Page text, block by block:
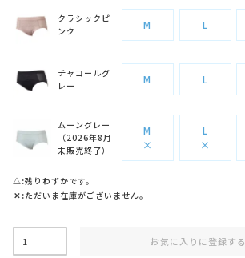
クラシックピ
ンク
M L
チャコールグ
レー
M L
ムーングレー
（2026年8月
末販売終了）
M
×
L
×
△ 残りわずかです。
✕ ただいま在庫がございません。
お気に入りに登録する